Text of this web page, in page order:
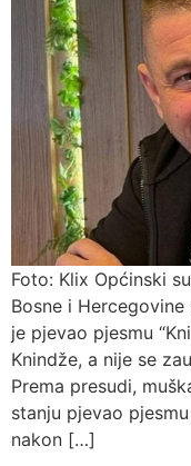
Foto: Klix Općinski
Bosne i
je pjevao pjesmu
Knindže, a nije se
Prema presudi,
stanju pjevao
nakon […]